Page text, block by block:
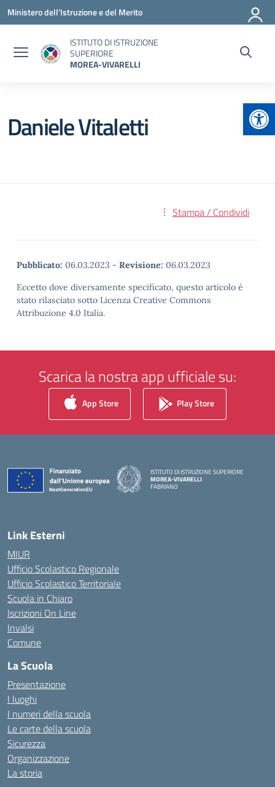
Vai ai contenuti
Vai al menu di navigazione
Vai al footer
Ministero dell'Istruzione e del Merito
ISTITUTO DI ISTRUZIONE
SUPERIORE
MOREA-VIVARELLI
Daniele Vitaletti
Stampa / Condividi
Pubblicato: 06.03.2023 - Revisione: 06.03.2023
Eccetto dove diversamente specificato, questo articolo è
stato rilasciato sotto Licenza Creative Commons
Attribuzione 4.0 Italia.
Scarica la nostra app ufficiale su:
App Store Play Store
ISTITUTO DI ISTRUZIONE SUPERIORE
MOREA-VIVARELLI
FABRIANO
Link Esterni
MIUR
Ufficio Scolastico Regionale
Ufficio Scolastico Territoriale
Scuola in Chiaro
Iscrizioni On Line
Invalsi
Comune
La Scuola
Presentazione
I luoghi
I numeri della scuola
Le carte della scuola
Sicurezza
Organizzazione
La storia